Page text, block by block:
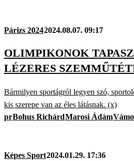
Párizs 20242024.08.07. 09:17
OLIMPIKONOK
LÉZERES
Bármilyen sportágról legyen szó,
kis szerepe van az éles látásnak. (x)
prBohus RichárdMarosi Ádám
Képes Sport2024.01.29. 17:36